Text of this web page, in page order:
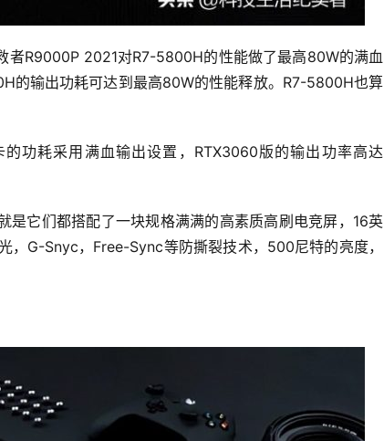
者R9000P 2021对R7-5800H的性能做了最高80W的满血
的输出功耗可达到最高80W的性能释放。 R7-5800H也算
功耗采用满血输出设置，RTX3060版的输出功率高达
它们都搭配了一块规格满满的高素质高刷电竞屏，16英
G-Snyc，Free-Sync等防撕裂技术，500尼特的亮度，